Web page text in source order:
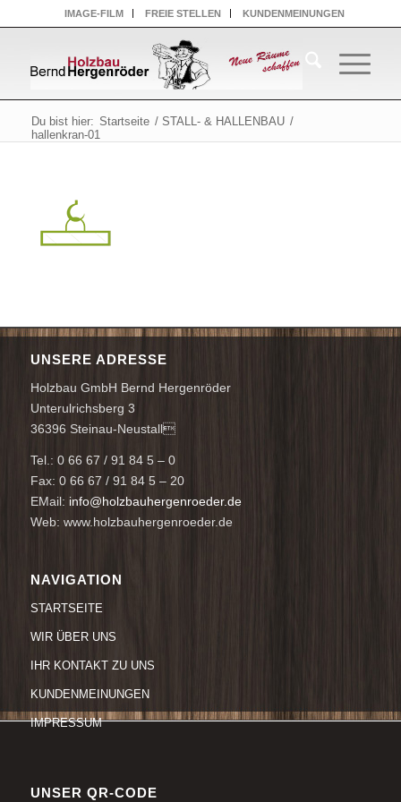
IMAGE-FILM FREIE STELLEN KUNDENMEINUNGEN
Du bist hier: Startseite / STALL- & HALLENBAU /
hallenkran-01
UNSERE ADRESSE
Holzbau GmbH Bernd Hergenröder
Unterulrichsberg 3
36396 Steinau-Neustall
Tel.: 0 66 67 / 91 84 5 – 0
Fax: 0 66 67 / 91 84 5 – 20
EMail: info@holzbauhergenroeder.de
Web: www.holzbauhergenroeder.de
NAVIGATION
STARTSEITE
WIR ÜBER UNS
IHR KONTAKT ZU UNS
KUNDENMEINUNGEN
IMPRESSUM
UNSER QR-CODE